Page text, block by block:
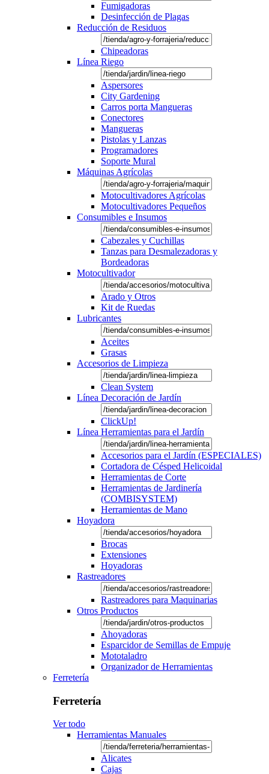
Fumigadoras
Desinfección de Plagas
Reducción de Residuos
Chipeadoras
Línea Riego
Aspersores
City Gardening
Carros porta Mangueras
Conectores
Mangueras
Pistolas y Lanzas
Programadores
Soporte Mural
Máquinas Agrícolas
Motocultivadores Agrícolas
Motocultivadores Pequeños
Consumibles e Insumos
Cabezales y Cuchillas
Tanzas para Desmalezadoras y
Bordeadoras
Motocultivador
Arado y Otros
Kit de Ruedas
Lubricantes
Aceites
Grasas
Accesorios de Limpieza
Clean System
Línea Decoración de Jardín
ClickUp!
Línea Herramientas para el Jardín
Accesorios para el Jardín (ESPECIALES)
Cortadora de Césped Helicoidal
Herramientas de Corte
Herramientas de Jardinería
(COMBISYSTEM)
Herramientas de Mano
Hoyadora
Brocas
Extensiones
Hoyadoras
Rastreadores
Rastreadores para Maquinarias
Otros Productos
Ahoyadoras
Esparcidor de Semillas de Empuje
Mototaladro
Organizador de Herramientas
Ferretería
Ferretería
Ver todo
Herramientas Manuales
Alicates
Cajas